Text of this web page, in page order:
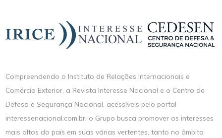
Compreendendo o Instituto de Relações Internacionais e
Comércio Exterior, a Revista Interesse Nacional e o Centro de
Defesa e Segurança Nacional, acessíveis pelo portal
interessenacional.com.br, o Grupo busca promover os interesses
mais altos do país em suas várias vertentes, tanto no âmbito